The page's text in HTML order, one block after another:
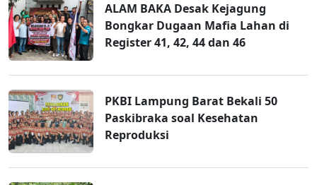
ALAM BAKA Desak Kejagung
Bongkar Dugaan Mafia Lahan di
Register 41, 42, 44 dan 46
PKBI Lampung Barat Bekali 50
Paskibraka soal Kesehatan
Reproduksi